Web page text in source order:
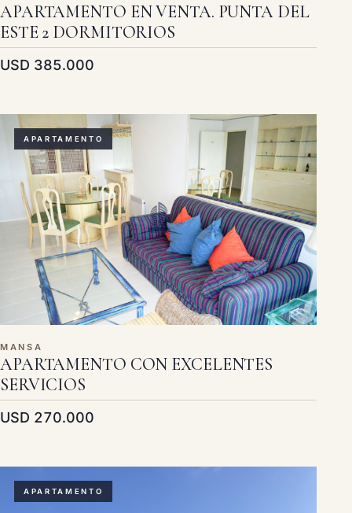
APARTAMENTO EN VENTA. PUNTA DEL
ESTE 2 DORMITORIOS
USD 385.000
APARTAMENTO
MANSA
APARTAMENTO CON EXCELENTES
SERVICIOS
USD 270.000
APARTAMENTO